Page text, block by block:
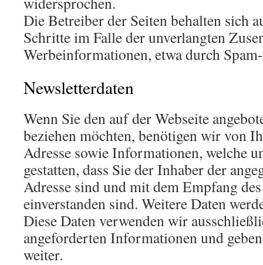
Die Betreiber der Seiten behalten sich
Schritte im Falle der unverlangten
Werbeinformationen, etwa durch
Newsletterdaten
Wenn Sie den auf der Webseite
beziehen möchten, benötigen wir von
Adresse sowie Informationen, welche
gestatten, dass Sie der Inhaber der
Adresse sind und mit dem Empfang
einverstanden sind. Weitere Daten
Diese Daten verwenden wir
angeforderten Informationen und
weiter.